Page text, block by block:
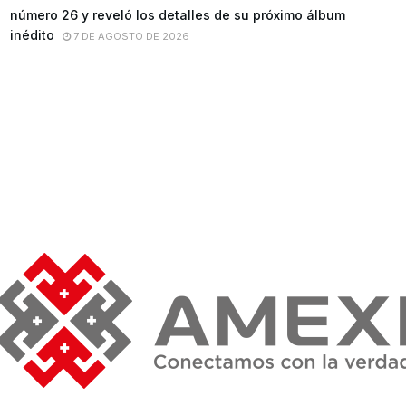
número 26 y reveló los detalles de su próximo álbum
inédito
7 DE AGOSTO DE 2026